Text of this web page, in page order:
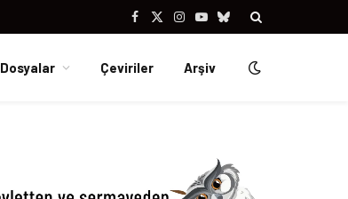
Facebook
X
Instagram
YouTubeBluesky
Dosyalar Çeviriler Arşiv